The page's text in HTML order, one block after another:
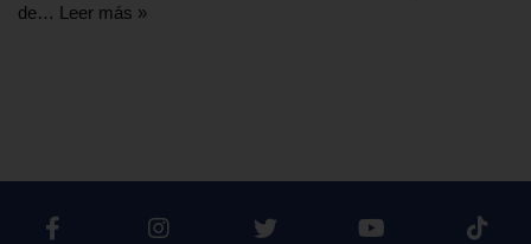
de… Leer más »